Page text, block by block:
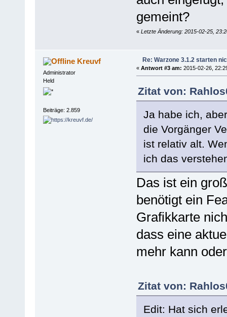
gemeint?
« Letzte Änderung: 2015-02-25,
Kreuvf
Administrator
Held
Beiträge: 2.859
Re: Warzone 3.1.2 starten
« Antwort #3 am: 2015-02-26,
Zitat von:
Ja habe ich,
die Vorgänger
ist relativ alt.
ich das
Das ist ein
benötigt ein
Grafikkarte
dass eine
mehr kann
Zitat von:
Edit: Hat sich